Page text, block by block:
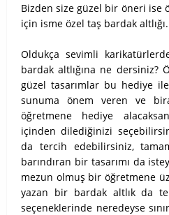
Bizden size güzel bir öneri ise
için isme özel taş bardak altlığı.
Oldukça sevimli
bardak altlığına ne dersiniz?
güzel tasarımlar bu hediye
sunuma önem veren ve
öğretmene hediye
içinden dilediğinizi
da tercih edebilirsiniz,
barındıran bir tasarımı da
mezun olmuş bir öğretmene
yazan bir bardak altlık da
seçeneklerinde neredeyse